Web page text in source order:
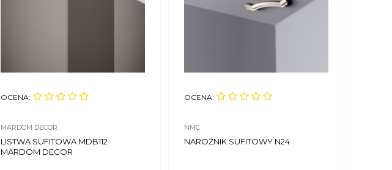
OCENA:
MARDOM DECOR
LISTWA SUFITOWA MDB112
MARDOM DECOR
OCENA:
NMC
NAROŻNIK SUFITOWY N24